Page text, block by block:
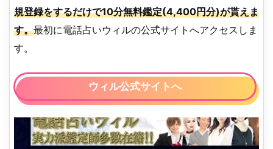
規登録をするだけで10分無料鑑定(4,400円分)が貰えま
す。最初に電話占いウィルの公式サイトへアクセスしま
す。
ウィル公式サイトへ